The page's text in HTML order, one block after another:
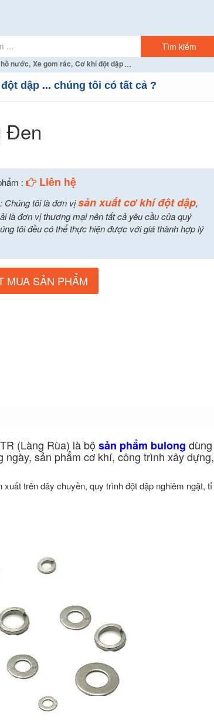
nước, Xe gom rác, Cơ khí đột dập...
dập ... chúng tôi có tất cả ?
Đen
: Liên hệ
Chúng tôi là đơn vịsản xuất cơ khí đột dập,
là đơn vị thương mại nên tất cả yêu cầu của quý
tôi đều có thể thực hiện được với giá thành hợp lý
MUA SẢN PHẨM
(Làng Rùa) là bộ sản phẩm bulong dùng
sản phẩm cơ khí, công trình xây dựng,
trên dây chuyền, quy trình đột dập nghiêm ngặt, tỉ